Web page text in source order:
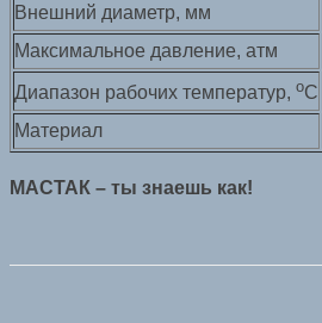
Внешний диаметр, мм
Максимальное давление, атм
Диапазон рабочих температур, оС
Материал
МАСТАК – ты знаешь как!